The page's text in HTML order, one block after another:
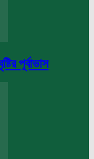
পূর্বাভাস